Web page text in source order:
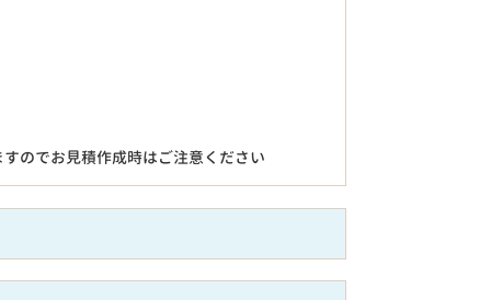
のでお見積作成時はご注意ください